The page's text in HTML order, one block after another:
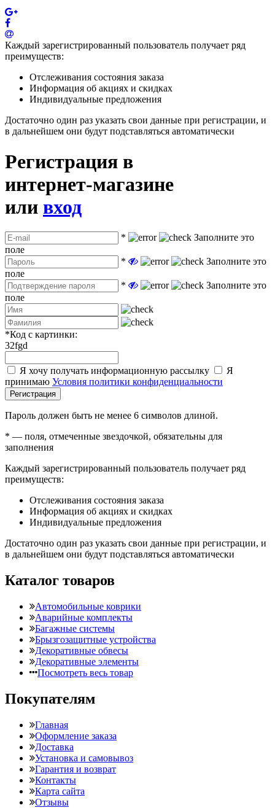
Каждый зарегистрированный пользователь получает ряд
преимуществ:
Отслеживания состояния заказа
Информация об акциях и скидках
Индивидуальные предложения
Достаточно один раз указать свои данные при регистрации, и
в дальнейшем они будут подставляться автоматически
Регистрация в
интернет-магазине
или вход
*
Заполните это
поле
*
Заполните это
поле
*
Заполните это
поле
*Код с картинки:
32fgd
Я хочу получать информационную рассылку
Я
принимаю Условия политики конфиденциальности
Регистрация
Пароль должен быть не менее 6 символов длиной.
* — поля, отмеченные звездочкой, обязательны для
заполнения
Каждый зарегистрированный пользователь получает ряд
преимуществ:
Отслеживания состояния заказа
Информация об акциях и скидках
Индивидуальные предложения
Достаточно один раз указать свои данные при регистрации, и
в дальнейшем они будут подставляться автоматически
Каталог товаров
Автомобильные коврики
Аварийные комплекты
Багажные системы
Брызгозащитные устройства
Декоративные обвесы
Декоративные элементы
Посмотреть весь товар
Покупателям
Главная
Оформление заказа
Доставка
Установка и самовывоз
Гарантия и возврат
Контакты
Карта сайта
Отзывы